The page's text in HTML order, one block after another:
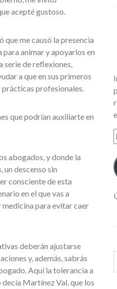
acepté gustoso.
que me causó la presencia
animar y apoyarlos en
serie de reflexiones,
a que en sus primeros
prácticas profesionales.
que podrían auxiliarte en
abogados, y donde la
un descenso sin
consciente de esta
en el que vas a
medicina para evitar caer
deberán ajustarse
y, además, sabrás
Aquí la tolerancia a
Martínez Val, que los